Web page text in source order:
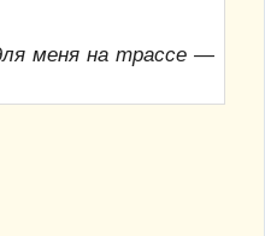
меня на трассе —